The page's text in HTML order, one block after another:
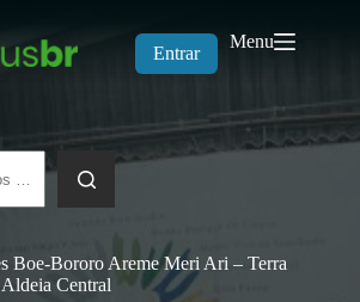
Entrar
Menu
Boe-Bororo Areme Meri Ari – Terra
Central